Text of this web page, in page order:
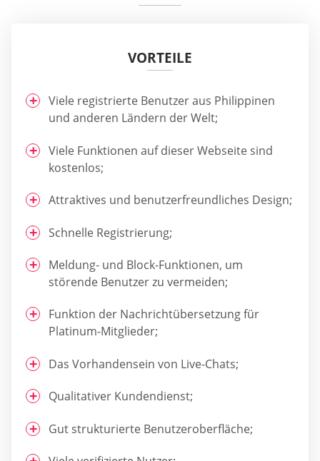
VORTEILE
Viele registrierte Benutzer aus Philippinen
und anderen Ländern der Welt;
Viele Funktionen auf dieser Webseite sind
kostenlos;
Attraktives und benutzerfreundliches Design;
Schnelle Registrierung;
Meldung- und Block-Funktionen, um
störende Benutzer zu vermeiden;
Funktion der Nachrichtübersetzung für
Platinum-Mitglieder;
Das Vorhandensein von Live-Chats;
Qualitativer Kundendienst;
Gut strukturierte Benutzeroberfläche;